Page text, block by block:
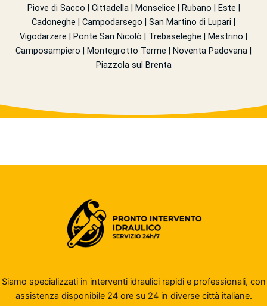
Piove di Sacco | Cittadella | Monselice | Rubano | Este |
Cadoneghe | Campodarsego | San Martino di Lupari |
Vigodarzere | Ponte San Nicolò | Trebaseleghe | Mestrino |
Camposampiero | Montegrotto Terme | Noventa Padovana |
Piazzola sul Brenta
Siamo specializzati in interventi idraulici rapidi e professionali, con
assistenza disponibile 24 ore su 24 in diverse città italiane.